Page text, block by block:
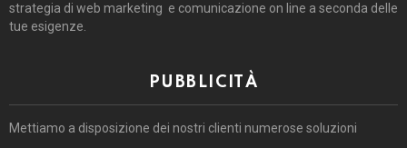
strategia di web marketing e comunicazione on line a seconda delle
tue esigenze.
PUBBLICITÀ
Mettiamo a disposizione dei nostri clienti numerose soluzioni